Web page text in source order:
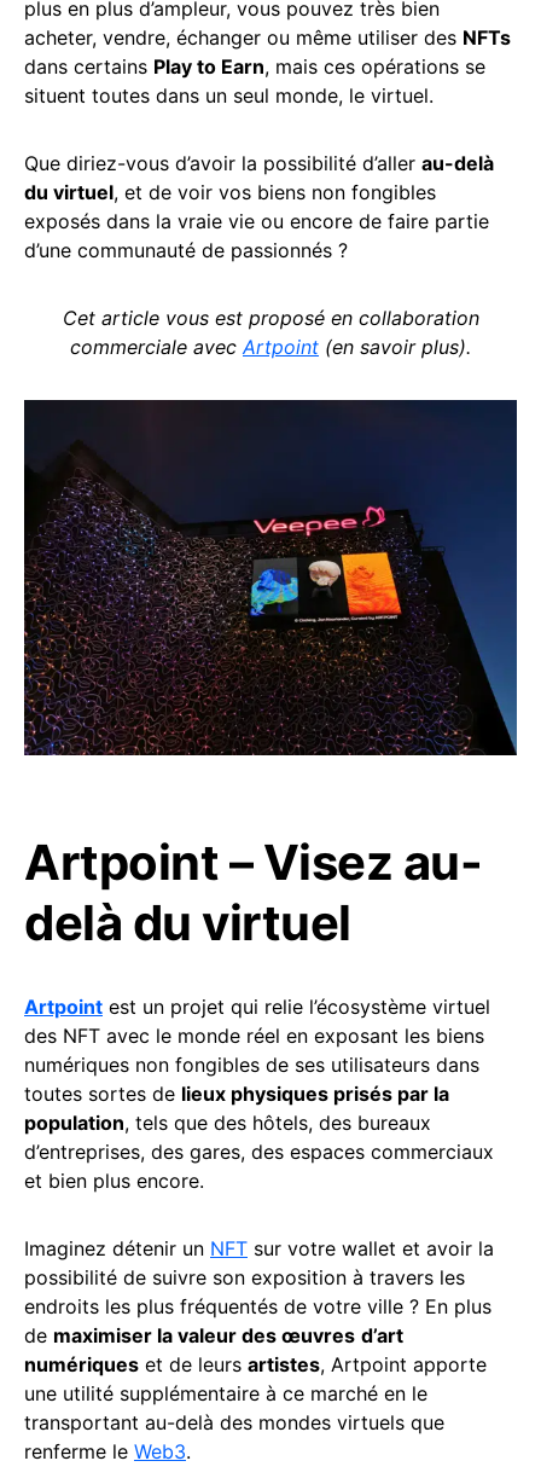
plus en plus d’ampleur, vous pouvez très bien
acheter, vendre, échanger ou même utiliser des NFTs
dans certains Play to Earn, mais ces opérations se
situent toutes dans un seul monde, le virtuel.
Que diriez-vous d’avoir la possibilité d’aller au-delà
du virtuel, et de voir vos biens non fongibles
exposés dans la vraie vie ou encore de faire partie
d’une communauté de passionnés ?
Cet article vous est proposé en collaboration
commerciale avecArtpoint (en savoir plus).
Artpoint – Visez au-
delà du virtuel
Artpoint est un projet qui relie l’écosystème virtuel
des NFT avec le monde réel en exposant les biens
numériques non fongibles de ses utilisateurs dans
toutes sortes de lieux physiques prisés par la
population, tels que des hôtels, des bureaux
d’entreprises, des gares, des espaces commerciaux
et bien plus encore.
Imaginez détenir un NFT sur votre wallet et avoir la
possibilité de suivre son exposition à travers les
endroits les plus fréquentés de votre ville ? En plus
de maximiser la valeur des œuvres d’art
numériques et de leurs artistes, Artpoint apporte
une utilité supplémentaire à ce marché en le
transportant au-delà des mondes virtuels que
renferme le Web3.